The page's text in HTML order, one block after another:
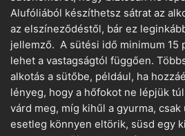
Alufóliából készíthetsz sátrat az
az elszíneződéstől, bár ez
jellemző. A sütési idő minimum 15
lehet a vastagságtól függően.
alkotás a sütőbe, például, ha
lényeg, hogy a hőfokot ne lépjük
várd meg, míg kihűl a gyurma, csak
esetleg könnyen eltörik, süsd egy